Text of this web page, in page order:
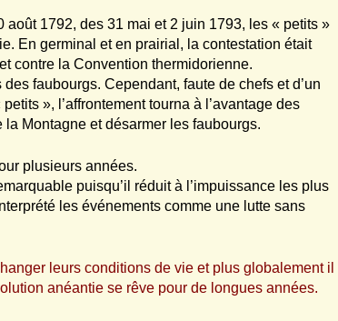
1792, des 31 mai et 2 juin 1793, les « petits »
En germinal et en prairial, la contestation était
contre la Convention thermidorienne.
faubourgs. Cependant, faute de chefs et d’un
», l’affrontement tourna à l’avantage des
Montagne et désarmer les faubourgs.
plusieurs années.
puisqu’il réduit à l’impuissance les plus
les événements comme une lutte sans
leurs conditions de vie et plus globalement il
anéantie se rêve pour de longues années.